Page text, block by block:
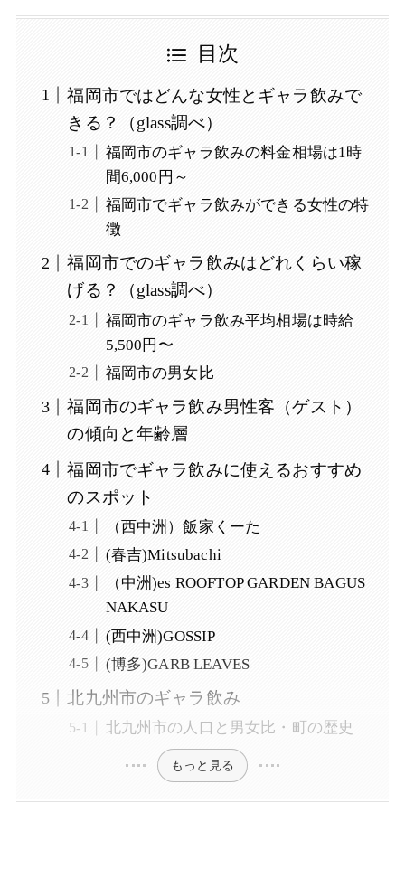
目次
福岡市ではどんな女性とギャラ飲みで
きる？（glass調べ）
福岡市のギャラ飲みの料金相場は1時
間6,000円～
福岡市でギャラ飲みができる女性の特
徴
福岡市でのギャラ飲みはどれくらい稼
げる？（glass調べ）
福岡市のギャラ飲み平均相場は時給
5,500円〜
福岡市の男女比
福岡市のギャラ飲み男性客（ゲスト）
の傾向と年齢層
福岡市でギャラ飲みに使えるおすすめ
のスポット
（西中洲）飯家くーた
(春吉)Mitsubachi
（中洲)es ROOFTOP GARDEN BAGUS
NAKASU
(西中洲)GOSSIP
(博多)GARB LEAVES
北九州市のギャラ飲み
北九州市の人口と男女比・町の歴史
もっと見る